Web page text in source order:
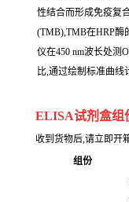
性结合而形成免疫复
(TMB),TMB在HRP酶
仪在450 nm波长处测
比,通过绘制标准曲线
ELISA试剂盒组
收到货物后,请立即开
组份